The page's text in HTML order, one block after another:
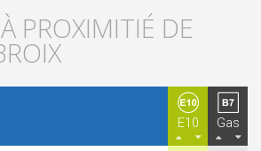
PROXIMITIÉ DE
E10 Gas